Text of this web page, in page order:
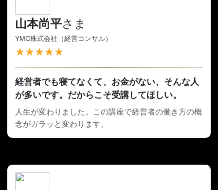
山本尚平さま
YMC株式会社（経営コンサル）
★★★★★
経営者でも寝てなくて、お金がない、そんな人
が多いです。だからこそ受講してほしい。
人生が変わりました。この講座で経営者の働き方の概
念がガラッと変わります。